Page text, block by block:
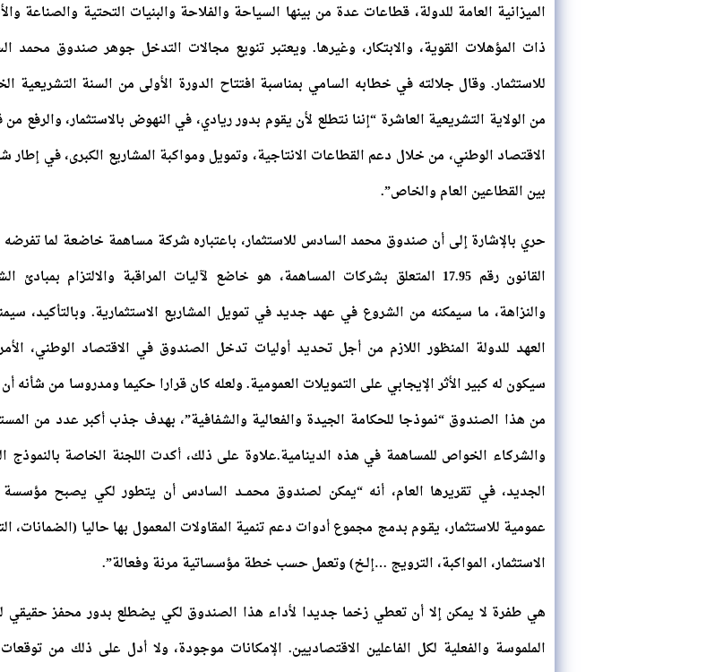
الميزانية العامة للدولة، قطاعات عدة من بينها السياحة والفلاحة والبنيات التحتية والصناعة
ذات المؤهلات القوية، والابتكار، وغيرها. ويعتبر تنويع مجالات التدخل جوهر صندوق محمد
للاستثمار. وقال جلالته في خطابه السامي بمناسبة افتتاح الدورة الأولى من السنة التشريعية
من الولاية التشريعية العاشرة “إننا نتطلع لأن يقوم بدور ريادي، في النهوض بالاستثمار، والرفع
الاقتصاد الوطني، من خلال دعم القطاعات الانتاجية، وتمويل ومواكبة المشاريع الكبرى، في إطار
بين القطاعين العام والخاص”.
حري بالإشارة إلى أن صندوق محمد السادس للاستثمار، باعتباره شركة مساهمة خاضعة لما تفرضه
القانون رقم 17.95 المتعلق بشركات المساهمة، هو خاضع لآليات المراقبة والالتزام بمبادئ
والنزاهة، ما سيمكنه من الشروع في عهد جديد في تمويل المشاريع الاستثمارية. وبالتأكيد،
العهد للدولة المنظور اللازم من أجل تحديد أوليات تدخل الصندوق في الاقتصاد الوطني،
سيكون له كبير الأثر الإيجابي على التمويلات العمومية. ولعله كان قرارا حكيما ومدروسا من شأنه
من هذا الصندوق “نموذجا للحكامة الجيدة والفعالية والشفافية”، بهدف جذب أكبر عدد من
والشركاء الخواص للمساهمة في هذه الدينامية.علاوة على ذلك، أكدت اللجنة الخاصة بالنموذج
الجديد، في تقريرها العام، أنه “يمكن لصندوق محمــد السادس أن يتطور لكي يصبح مؤسسة
عمومية للاستثمار، يقـوم بدمج مجموع أدوات دعم تنمية المقاولات المعمول بها حاليا (الضمانات،
الاستثمار، المواكبة، الترويج …إلـخ) وتعمل حسب خطة مؤسساتية مرنة وفعالة”.
هي طفرة لا يمكن إلا أن تعطي زخما جديدا لأداء هذا الصندوق لكي يضطلع بدور محفز حقيقي
الملموسة والفعلية لكل الفاعلين الاقتصاديين. الإمكانات موجودة، ولا أدل على ذلك من